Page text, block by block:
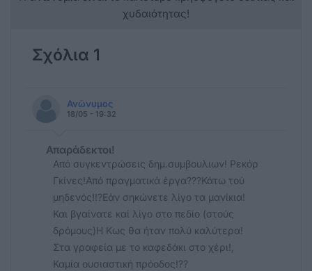
χυδαιότητας!
Σχόλια 1
Ανώνυμος
18/05 - 19:32
Απαράδεκτοι!
Από συγκεντρώσεις δημ.συμβουλιων! Ρεκόρ
Γκίνες!Από πραγματικά έργα???Κάτω τού
μηδενός!!?Εάν σηκώνετε λίγο τα μανίκια!
Και βγαίνατε καί λίγο στο πεδίο (στούς
δρόμους)Η Κως θα ήταν πολύ καλύτερα!
Στα γραφεία με το καφεδάκι στο χέρι!,
Καμία ουσιαστική πρόοδος!??